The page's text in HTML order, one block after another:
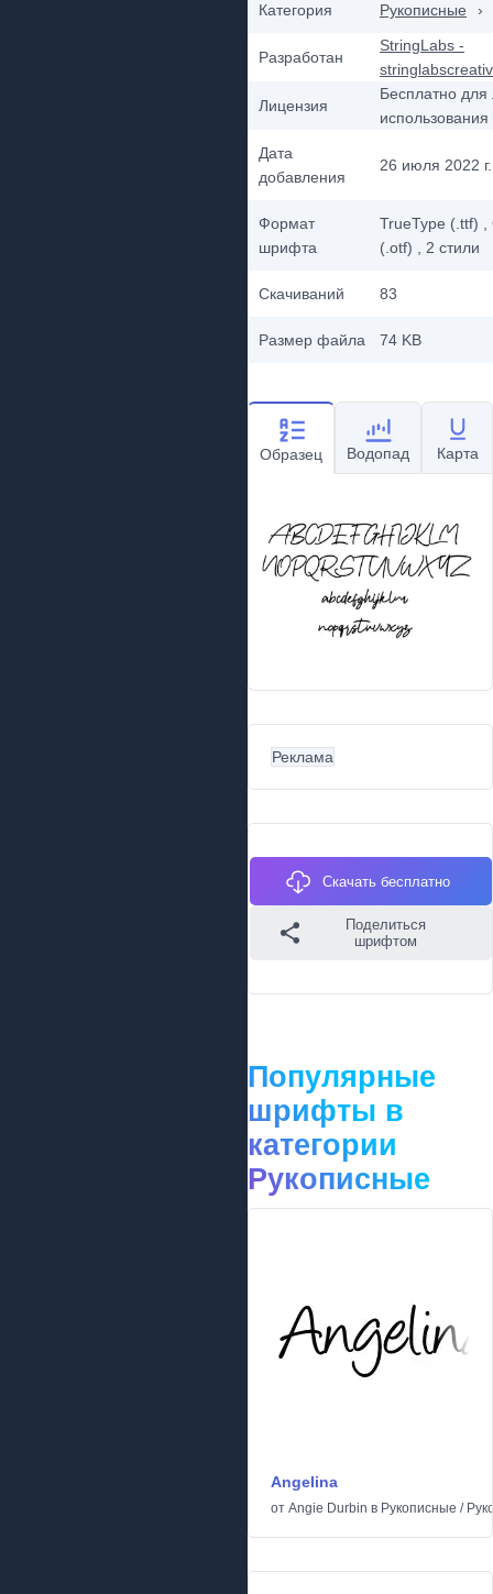
Категория Рукописные ›
Разработан
StringLabs -
Лицензия
Бесплатно для
использования
Дата
добавления
26 июля 2022 г.
Формат
шрифта
TrueType (.ttf)
(.otf) , 2 стили
Скачиваний 83
Размер файла 74 KB
Образец Водопад Карта
Реклама
Скачать бесплатно
Поделиться
шрифтом
Популярные
шрифты в
категории
Рукописные
Angelina
от Angie Durbin в Рукописные /